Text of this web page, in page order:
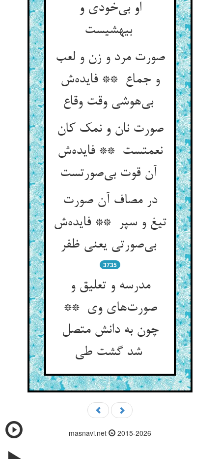
او بی‌خودی و
بیهشیست
صورت مرد و زن و لعب
و جماع ** فایده‌ش
بی‌هوشی وقت وقاع
صورت نان و نمک کان
نعمتست ** فایده‌ش
در مصاف آن صورت
تیغ و سپر ** فایده‌ش
بی‌صورتی یعنی ظفر
3735
مدرسه و تعلیق و
صورت‌های وی **
چون به دانش متصل
شد گشت طی
masnavi.net 2015-2026